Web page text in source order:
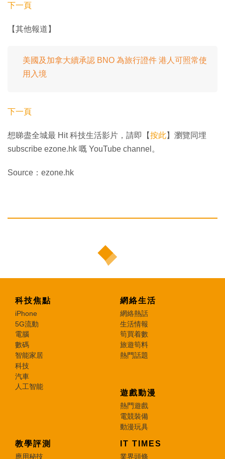
下一頁
【其他報道】
美國及加拿大續承認 BNO 為旅行證件 港人可照常使
用入境
下一頁
想睇盡全城最 Hit 科技生活影片，請即【按此】瀏覽同埋
subscribe ezone.hk 嘅 YouTube channel。
Source：ezone.hk
科技焦點
iPhone
5G流動
電腦
數碼
智能家居
科技
汽車
人工智能
網絡生活
網絡熱話
生活情報
筍買着數
旅遊筍料
熱門話題
遊戲動漫
熱門遊戲
電競裝備
動漫玩具
教學評測
應用秘技
IT TIMES
業界頭條